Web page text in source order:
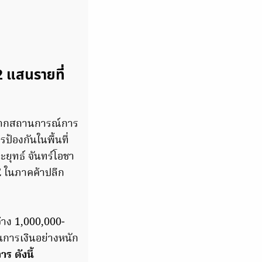
แสนรายที่
สถานการณ์การ
ป้องกันในพื้นที่
ทธ์ จันทร์โอชา
ในภาคค้าปลีก
ง 1,000,000-
ารเงินอย่างหนัก
ร ดังนี้